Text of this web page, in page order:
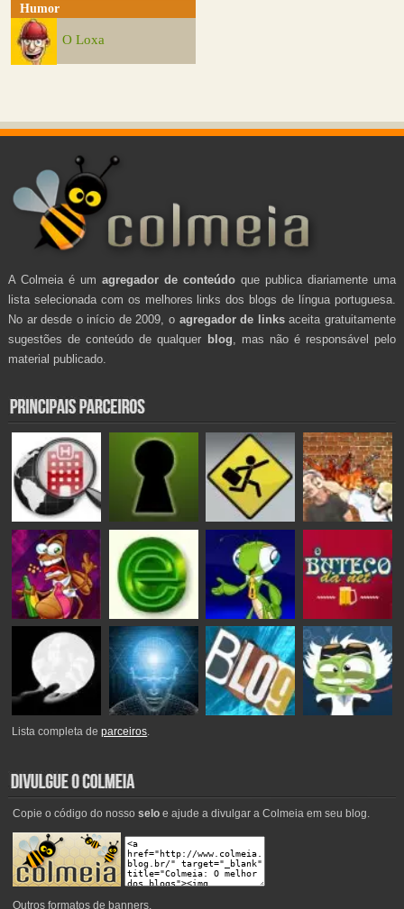
Humor
O Loxa
A Colmeia é um agregador de conteúdo que publica diariamente uma
lista selecionada com os melhores links dos blogs de língua portuguesa.
No ar desde o início de 2009, o agregador de linksaceita gratuitamente
sugestões de conteúdo de qualquer blog , mas não é responsável pelo
material publicado.
Lista completa deparceiros.
Copie o código do nosso seloe ajude a divulgar a Colmeia em seu blog.
Outros formatos de banners.